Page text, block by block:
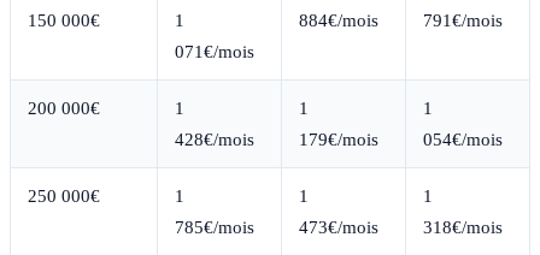
150 000€
1
071€/mois
884€/mois 791€/mois
200 000€
1
428€/mois
1
179€/mois
1
054€/mois
250 000€
1
785€/mois
1
473€/mois
1
318€/mois